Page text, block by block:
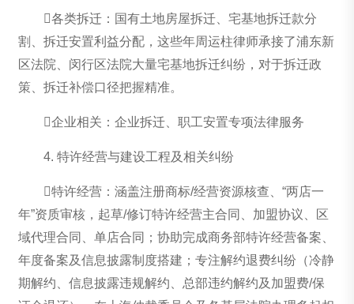
各类拆迁：国有土地房屋拆迁、宅基地拆迁款分
割、拆迁安置利益分配，这些年周运柱律师承接了浦东新
区法院、闵行区法院大量宅基地拆迁纠纷，对于拆迁政
策、拆迁补偿口径把握精准。
企业相关：企业拆迁、职工安置专项法律服务
4. 特许经营与建设工程及相关纠纷
特许经营：涵盖注册商标/经营资源核查、“两店一
年”资质审核，起草/修订特许经营主合同、加盟协议、区
域代理合同、单店合同；协助完成商务部特许经营备案、
年度备案及信息披露制度搭建；专注解约退费纠纷（冷静
期解约、信息披露违规解约、总部违约解约及加盟费/保